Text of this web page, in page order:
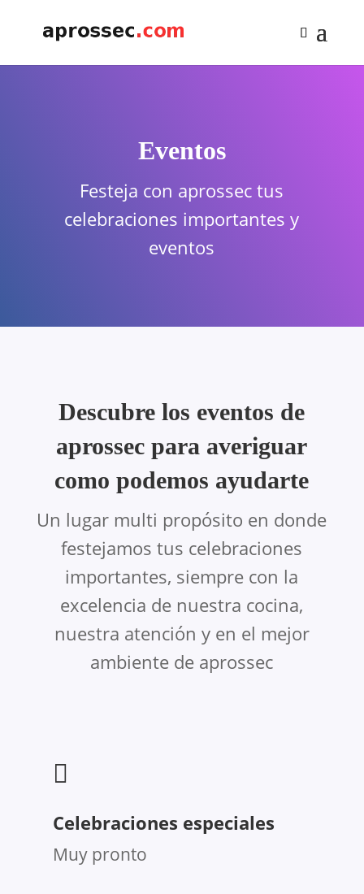
Eventos
Festeja con aprossec tus
celebraciones importantes y
eventos
Descubre los eventos de
aprossec para averiguar
como podemos ayudarte
Un lugar multi propósito en donde
festejamos tus celebraciones
importantes, siempre con la
excelencia de nuestra cocina,
nuestra atención y en el mejor
ambiente de aprossec

Celebraciones especiales
Muy pronto